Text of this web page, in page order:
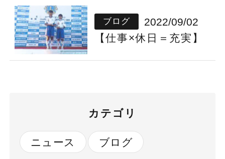
ブログ
2022/09/02
【仕事×休日＝充実】
カテゴリ
ニュース ブログ